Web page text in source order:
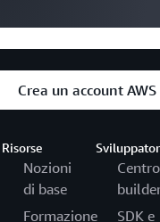
Crea un account AWS
Risorse
Nozioni
di base
Formazione
Centro
SDK e